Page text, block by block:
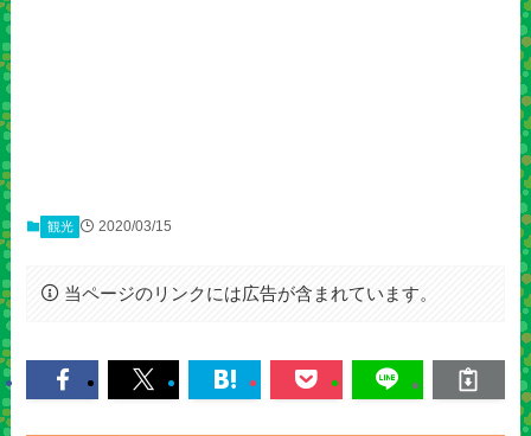
観光 2020/03/15
当ページのリンクには広告が含まれています。